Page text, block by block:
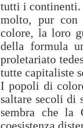
tutti i continenti.
molto, pur
colore, la loro
della formula
proletariato
tutte capitaliste
I popoli di
saltare secoli di
sembra che la